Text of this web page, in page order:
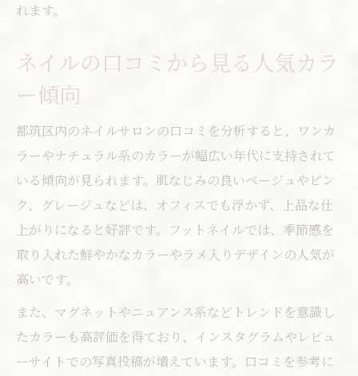
れます。
ネイルの口コミから見る人気カラ
ー傾向
都筑区内のネイルサロンの口コミを分析すると、ワンカ
ラーやナチュラル系のカラーが幅広い年代に支持されて
いる傾向が見られます。肌なじみの良いベージュやピン
ク、グレージュなどは、オフィスでも浮かず、上品な仕
上がりになると好評です。フットネイルでは、季節感を
取り入れた鮮やかなカラーやラメ入りデザインの人気が
高いです。
また、マグネットやニュアンス系などトレンドを意識し
たカラーも高評価を得ており、インスタグラムやレビュ
ーサイトでの写真投稿が増えています。口コミを参考に